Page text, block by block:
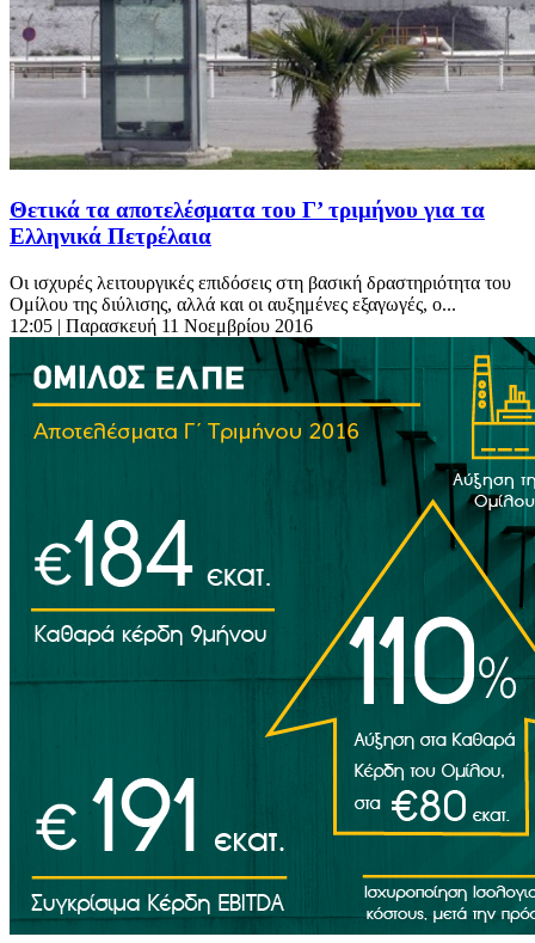
Θετικά τα αποτελέσματα του Γ’ τριμήνου για τα
Ελληνικά Πετρέλαια
Οι ισχυρές λειτουργικές επιδόσεις στη βασική δραστηριότητα του
Ομίλου της διύλισης, αλλά και οι αυξημένες εξαγωγές, ο...
12:05 | Παρασκευή 11 Νοεμβρίου 2016